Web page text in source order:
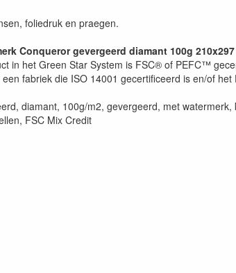
foliedruk en praegen.
Conqueror gevergeerd diamant 100g
in het Green Star System is FSC® of PEFC™
fabriek die ISO 14001 gecertificeerd is en/of
diamant, 100g/m2, gevergeerd, met
FSC Mix Credit